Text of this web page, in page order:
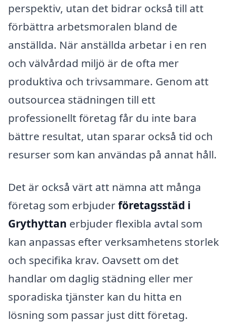
perspektiv, utan det bidrar också till att
förbättra arbetsmoralen bland de
anställda. När anställda arbetar i en ren
och välvårdad miljö är de ofta mer
produktiva och trivsammare. Genom att
outsourcea städningen till ett
professionellt företag får du inte bara
bättre resultat, utan sparar också tid och
resurser som kan användas på annat håll.
Det är också värt att nämna att många
företag som erbjuderföretagsstäd i
Grythyttan erbjuder flexibla avtal som
kan anpassas efter verksamhetens storlek
och specifika krav. Oavsett om det
handlar om daglig städning eller mer
sporadiska tjänster kan du hitta en
lösning som passar just ditt företag.